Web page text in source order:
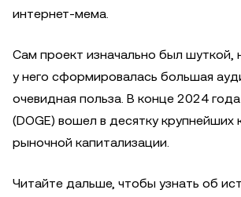
интернет-мема.
Сам проект изначально был шуткой,
у него сформировалась большая
очевидная польза. В конце 2024
(DOGE) вошел в десятку крупнейших
рыночной капитализации.
Читайте дальше, чтобы узнать об